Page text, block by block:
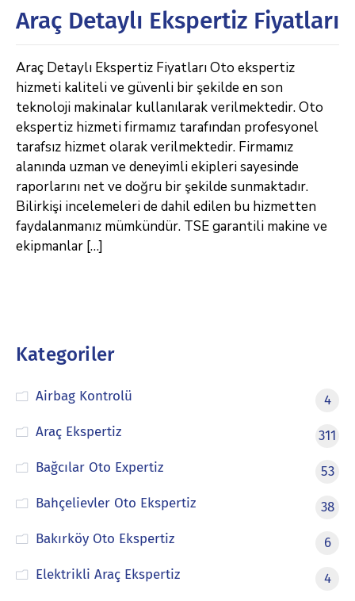
Araç Detaylı Ekspertiz Fiyatları
Araç Detaylı Ekspertiz Fiyatları Oto ekspertiz
hizmeti kaliteli ve güvenli bir şekilde en son
teknoloji makinalar kullanılarak verilmektedir. Oto
ekspertiz hizmeti firmamız tarafından profesyonel
tarafsız hizmet olarak verilmektedir. Firmamız
alanında uzman ve deneyimli ekipleri sayesinde
raporlarını net ve doğru bir şekilde sunmaktadır.
Bilirkişi incelemeleri de dahil edilen bu hizmetten
faydalanmanız mümkündür. TSE garantili makine ve
ekipmanlar […]
Kategoriler
Airbag Kontrolü
4
Araç Ekspertiz
311
Bağcılar Oto Expertiz
53
Bahçelievler Oto Ekspertiz
38
Bakırköy Oto Ekspertiz
6
Elektrikli Araç Ekspertiz
4